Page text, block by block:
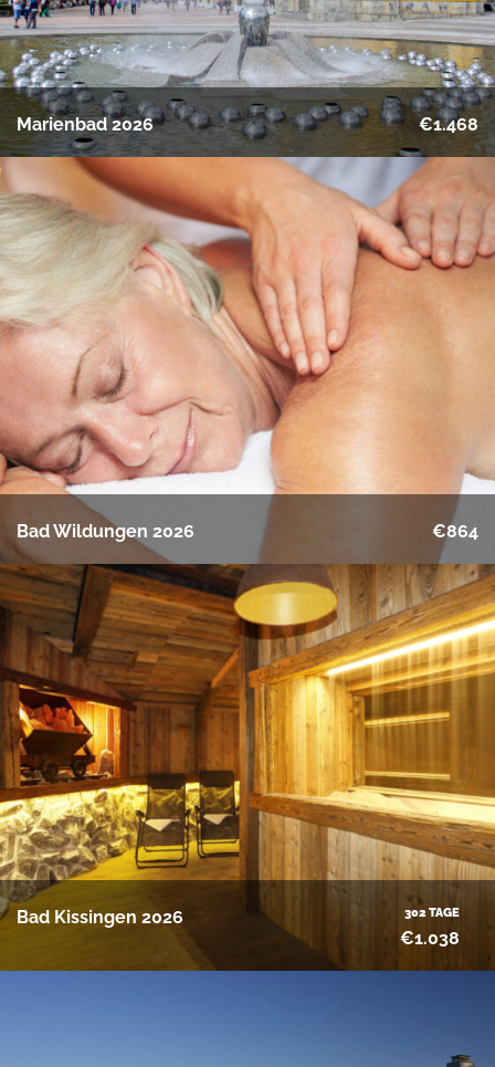
Marienbad 2026 €1.468
Bad Wildungen 2026 €864
Bad Kissingen 2026 302 TAGE
€1.038